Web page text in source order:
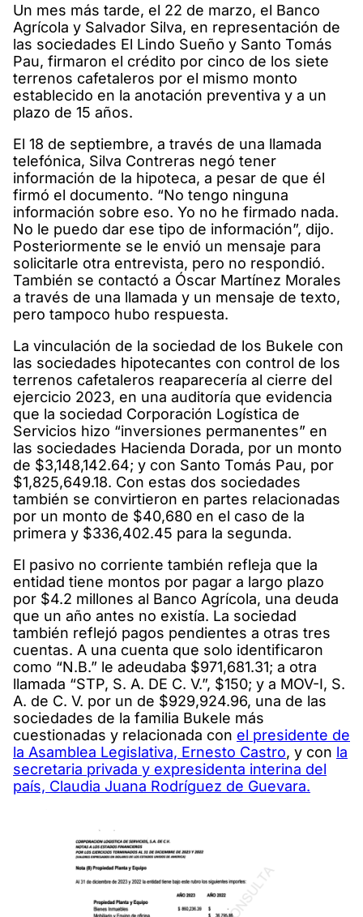
Un mes más tarde, el 22 de marzo, el Banco
Agrícola y Salvador Silva, en representación de
las sociedades El Lindo Sueño y Santo Tomás
Pau, firmaron el crédito por cinco de los siete
terrenos cafetaleros por el mismo monto
establecido en la anotación preventiva y a un
plazo de 15 años.
El 18 de septiembre, a través de una llamada
telefónica, Silva Contreras negó tener
información de la hipoteca, a pesar de que él
firmó el documento. “No tengo ninguna
información sobre eso. Yo no he firmado nada.
No le puedo dar ese tipo de información”, dijo.
Posteriormente se le envió un mensaje para
solicitarle otra entrevista, pero no respondió.
También se contactó a Óscar Martínez Morales
a través de una llamada y un mensaje de texto,
pero tampoco hubo respuesta.
La vinculación de la sociedad de los Bukele con
las sociedades hipotecantes con control de los
terrenos cafetaleros reaparecería al cierre del
ejercicio 2023, en una auditoría que evidencia
que la sociedad Corporación Logística de
Servicios hizo “inversiones permanentes” en
las sociedades Hacienda Dorada, por un monto
de $3,148,142.64; y con Santo Tomás Pau, por
$1,825,649.18. Con estas dos sociedades
también se convirtieron en partes relacionadas
por un monto de $40,680 en el caso de la
primera y $336,402.45 para la segunda.
El pasivo no corriente también refleja que la
entidad tiene montos por pagar a largo plazo
por $4.2 millones al Banco Agrícola, una deuda
que un año antes no existía. La sociedad
también reflejó pagos pendientes a otras tres
cuentas. A una cuenta que solo identificaron
como “N.B.” le adeudaba $971,681.31; a otra
llamada “STP, S. A. DE C. V.”, $150; y a MOV-I, S.
A. de C. V. por un de $929,924.96, una de las
sociedades de la familia Bukele más
cuestionadas y relacionada con el presidente de
la Asamblea Legislativa, Ernesto Castro, y con la
secretaria privada y expresidenta interina del
país, Claudia Juana Rodríguez de Guevara.